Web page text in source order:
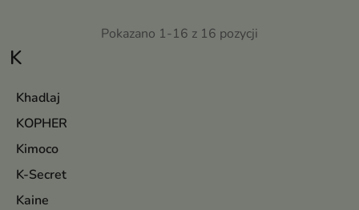
K
Khadlaj
KOPHER
Kimoco
K-Secret
Kaine
Pokazano 1-16 z 16 pozycji